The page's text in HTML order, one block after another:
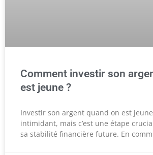
Comment investir son
est jeune ?
Investir son argent quand on est
intimidant, mais c’est une étape
sa stabilité financière future. En